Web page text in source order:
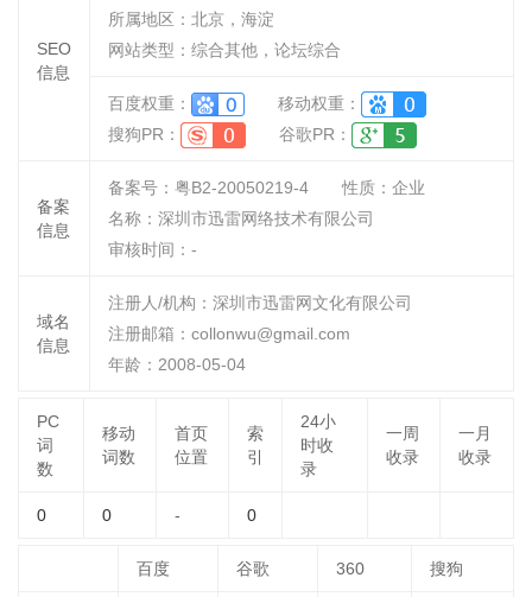
SEO
信息
所属地区：北京，海淀
网站类型：综合其他，论坛综合
百度权重：
移动权重：
搜狗PR：
谷歌PR：
备案
信息
备案号：粤B2-20050219-4 性质： 企业
名称： 深圳市迅雷网络技术有限公司
审核时间： -
域名
信息
注册人/机构：深圳市迅雷网文化有限公司
注册邮箱：collonwu@gmail.com
年龄：2008-05-04
PC
词
数
移动
词数
首页
位置
索
引
24小
时收
录
一周
收录
一月
收录
0 0 - 0
百度 谷歌 360 搜狗